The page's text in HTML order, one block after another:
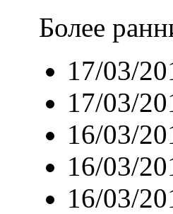
Более
17/03/
17/03/
16/03/
16/03/
16/03/